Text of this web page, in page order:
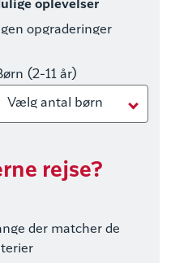
oplevelser
opgraderinger
(2-11 år)
Vælg antal børn
rejse?
der matcher de